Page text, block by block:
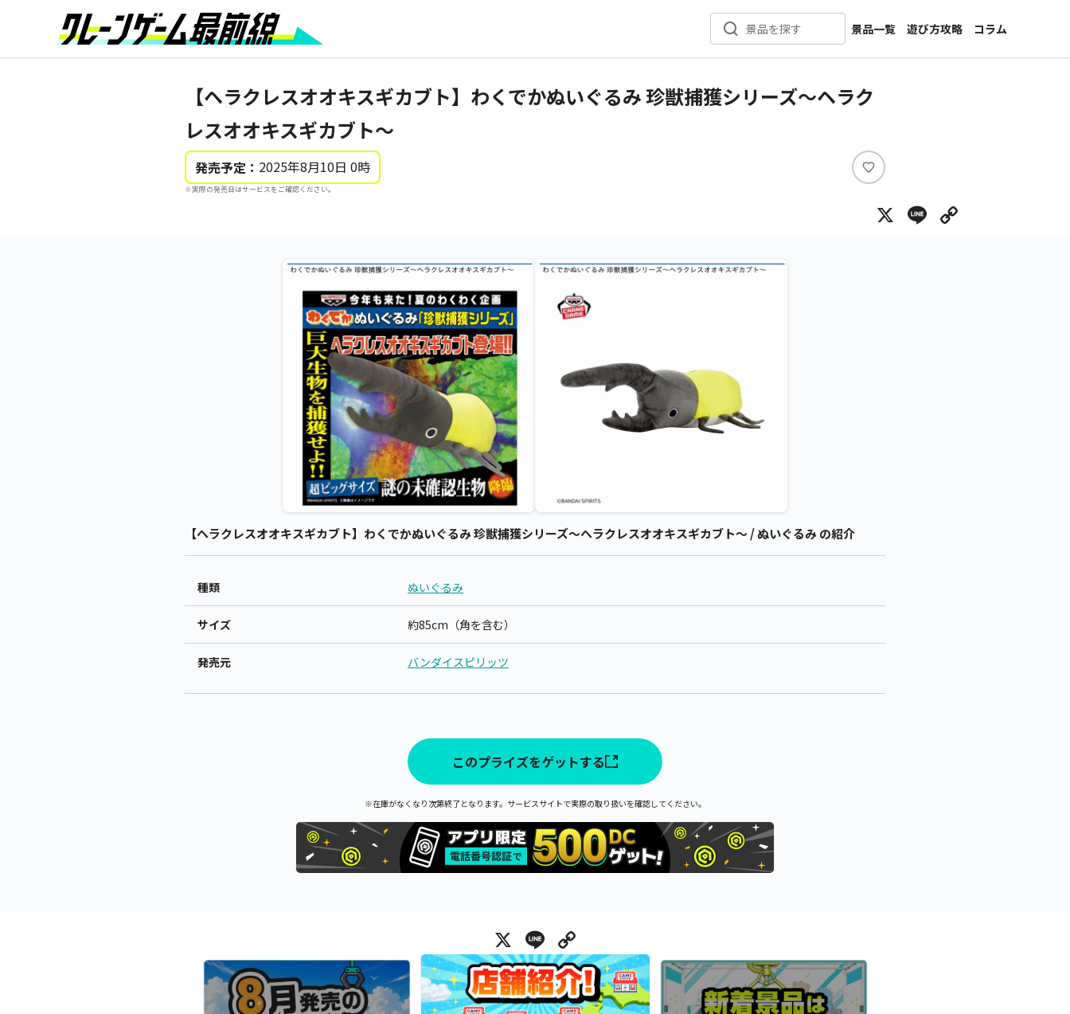
景品を探す
景品一覧
新着景品
カテゴリ一覧
遊び方攻略
コラム
インタビュー
【ヘラクレスオオキスギカブト】わくでかぬいぐるみ 珍獣捕獲シリーズ～ヘラク
レスオオキスギカブト～
発売予定： 2025年8月10日 0時
※実際の発売日はサービスをご確認ください。
い
ね
X Line
【ヘラクレスオオキスギカブト】わくでかぬいぐるみ 珍獣捕獲シリーズ～ヘラクレスオオキスギカブト～ / ぬいぐるみ の紹介
種類 ぬいぐるみ
サイズ 約85cm（角を含む）
発売元 バンダイスピリッツ
このプライズをゲットする
※在庫がなくなり次第終了となります。サービスサイトで実際の取り扱いを確認してください。
X Line